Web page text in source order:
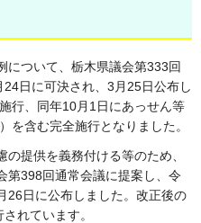
について、栃木県議会第333回
日に可決され、3月25日公布し
行、同年10月1日にあっせん等
を含む完全施行となりました。
提供を義務付ける等のため、
第398回通常会議に提案し、令
26日に公布しました。改正後の
れています。